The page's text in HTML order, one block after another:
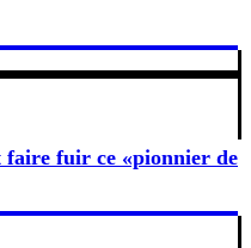
faire fuir ce «pionnier de